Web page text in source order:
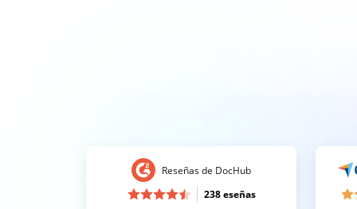
Reseñas de DocHub
238 eseñas